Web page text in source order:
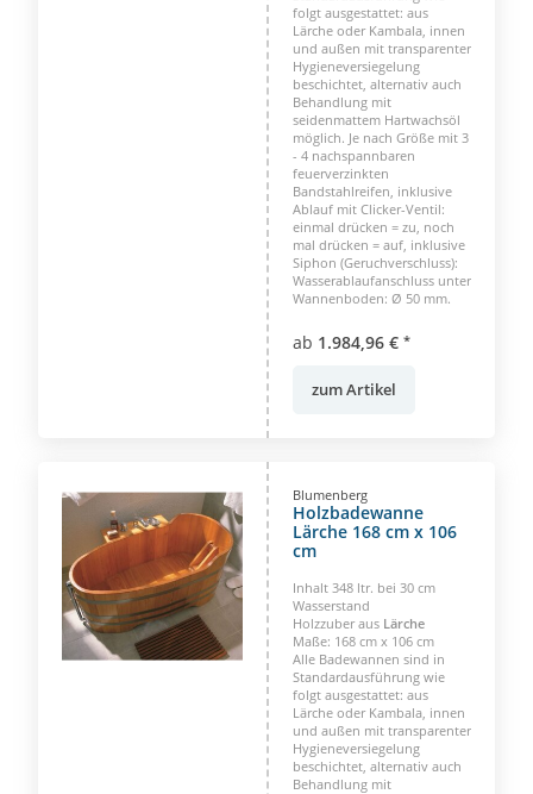
folgt ausgestattet: aus
Lärche oder Kambala, innen
und außen mit transparenter
Hygieneversiegelung
beschichtet, alternativ auch
Behandlung mit
seidenmattem Hartwachsöl
möglich. Je nach Größe mit 3
- 4 nachspannbaren
feuerverzinkten
Bandstahlreifen, inklusive
Ablauf mit Clicker-Ventil:
einmal drücken = zu, noch
mal drücken = auf, inklusive
Siphon (Geruchverschluss):
Wasserablaufanschluss unter
Wannenboden: Ø 50 mm.
ab 1.984,96 € *
zum Artikel
Blumenberg
Holzbadewanne
Lärche 168 cm x 106
cm
Inhalt 348 ltr. bei 30 cm
Wasserstand
Holzzuber aus Lärche
Maße: 168 cm x 106 cm
Alle Badewannen sind in
Standardausführung wie
folgt ausgestattet: aus
Lärche oder Kambala, innen
und außen mit transparenter
Hygieneversiegelung
beschichtet, alternativ auch
Behandlung mit